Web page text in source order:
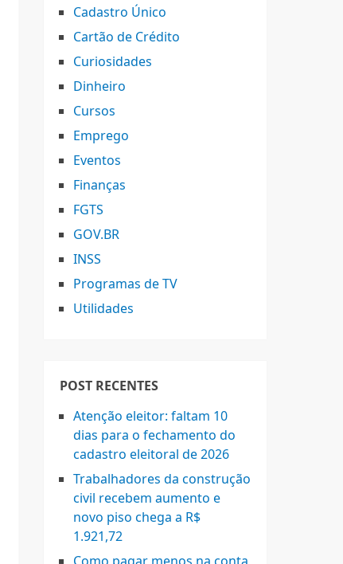
Cadastro Único
Cartão de Crédito
Curiosidades
Dinheiro
Cursos
Emprego
Eventos
Finanças
FGTS
GOV.BR
INSS
Programas de TV
Utilidades
POST RECENTES
Atenção eleitor: faltam 10
dias para o fechamento do
cadastro eleitoral de 2026
Trabalhadores da construção
civil recebem aumento e
novo piso chega a R$
1.921,72